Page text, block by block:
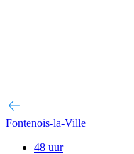
Fontenois-la-Ville
48 uur